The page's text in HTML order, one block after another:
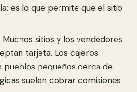
es lo que permite que el sitio
Muchos sitios y los vendedores
tarjeta. Los cajeros
pueblos pequeños cerca de
suelen cobrar comisiones